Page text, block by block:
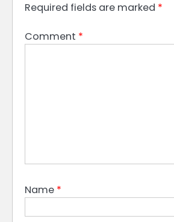
Required fields are marked *
Comment *
Name *